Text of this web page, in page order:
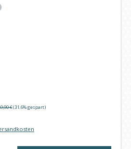
Preis:
€(31.6% gespart)